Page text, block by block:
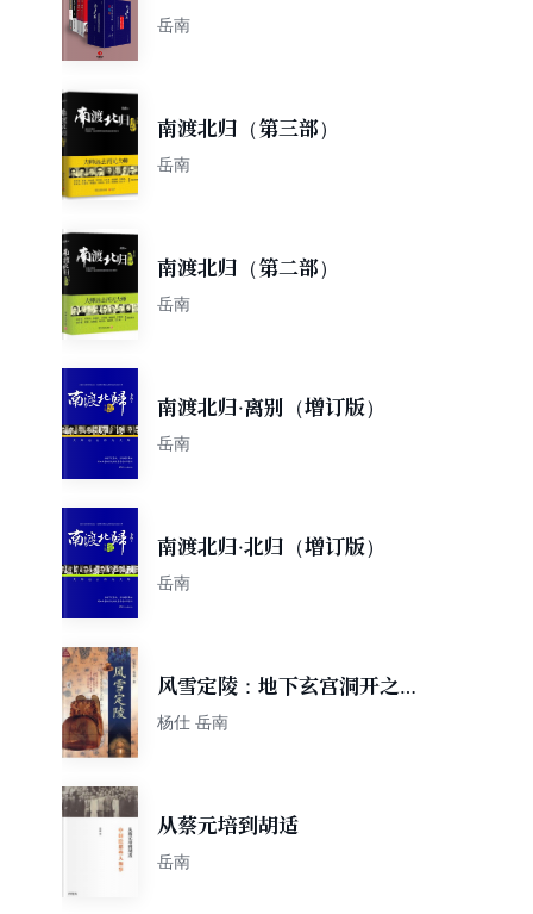
典重现（共6册）
岳南
南渡北归（第三部）
岳南
南渡北归（第二部）
岳南
南渡北归·离别（增订版）
岳南
南渡北归·北归（增订版）
岳南
风雪定陵：地下玄宫洞开之谜
（修订本）
杨仕 岳南
从蔡元培到胡适
岳南